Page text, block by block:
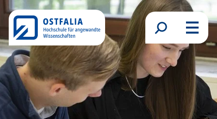
Direkt zum Inhalt
Suchformular
Menü